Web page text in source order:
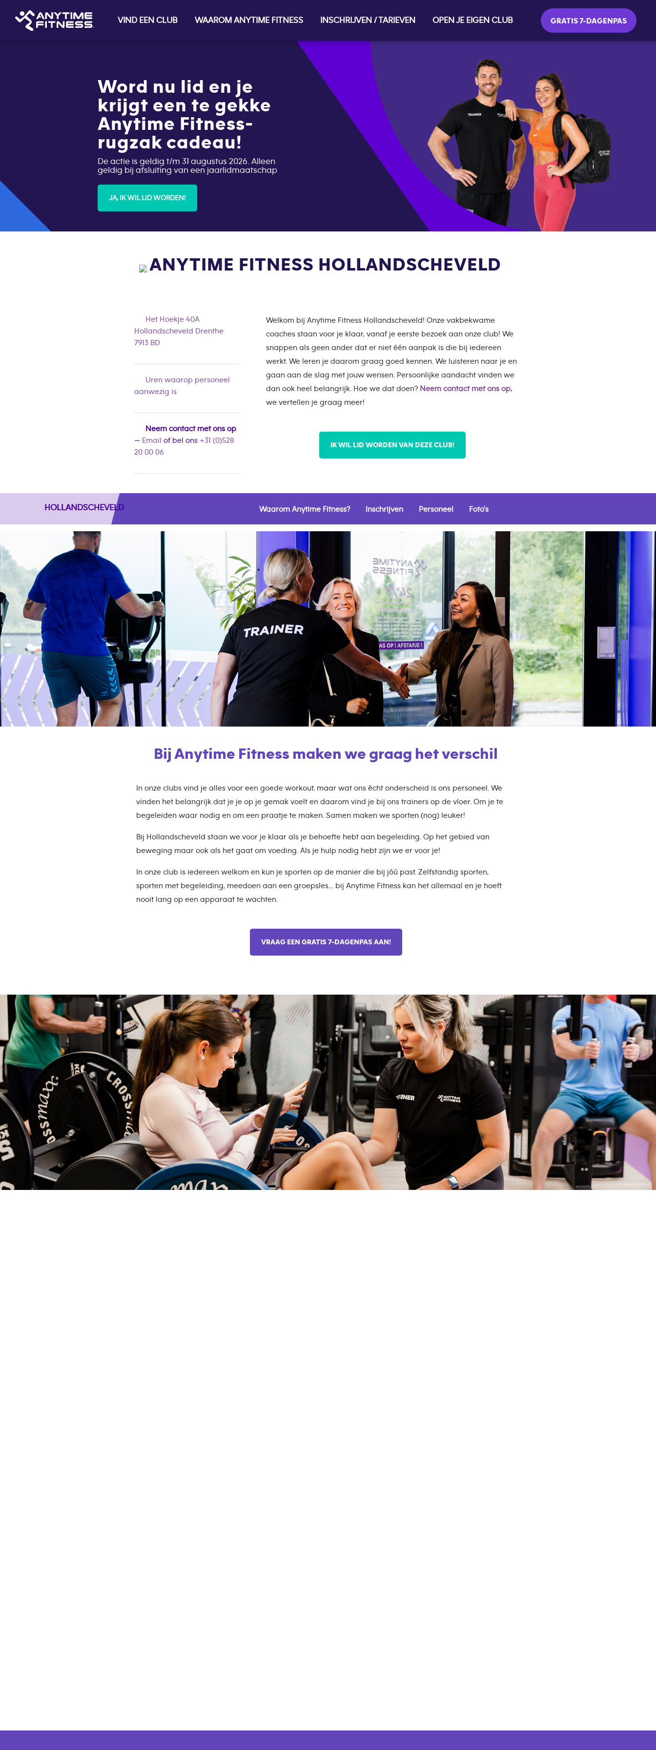
VIND EEN CLUB WAAROM ANYTIME FITNESS INSCHRIJVEN / TARIEVEN OPEN JE EIGEN CLUB GRATIS 7-DAGENPAS
Word nu lid en je
krijgt een te gekke
Anytime Fitness-
rugzak cadeau!
De actie is geldig t/m 31 augustus 2026. Alleen
geldig bij afsluiting van een jaarlidmaatschap
JA, IK WIL LID WORDEN!
ANYTIME FITNESS HOLLANDSCHEVELD
Het Hoekje 40A
Hollandscheveld Drenthe
7913 BD
Uren waarop personeel
aanwezig is
Neem contact met ons op
— Email of bel ons +31 (0)528
20 00 06
Welkom bij Anytime Fitness Hollandscheveld! Onze vakbekwame
coaches staan voor je klaar, vanaf je eerste bezoek aan onze club! We
snappen als geen ander dat er niet één aanpak is die bij iedereen
werkt. We leren je daarom graag goed kennen. We luisteren naar je en
gaan aan de slag met jouw wensen. Persoonlijke aandacht vinden we
dan ook heel belangrijk. Hoe we dat doen? Neem contact met ons op,
we vertellen je graag meer!
IK WIL LID WORDEN VAN DEZE CLUB!
HOLLANDSCHEVELD Waarom Anytime Fitness? Inschrijven Personeel Foto's
Bij Anytime Fitness maken we graag het verschil
In onze clubs vind je alles voor een goede workout, maar wat ons ècht onderscheid is ons personeel. We
vinden het belangrijk dat je je op je gemak voelt en daarom vind je bij ons trainers op de vloer. Om je te
begeleiden waar nodig en om een praatje te maken. Samen maken we sporten (nog) leuker!
Bij Hollandscheveld staan we voor je klaar als je behoefte hebt aan begeleiding. Op het gebied van
beweging maar ook als het gaat om voeding. Als je hulp nodig hebt zijn we er voor je!
In onze club is iedereen welkom en kun je sporten op de manier die bij jóú past. Zelfstandig sporten,
sporten met begeleiding, meedoen aan een groepsles… bij Anytime Fitness kan het allemaal en je hoeft
nooit lang op een apparaat te wachten.
VRAAG EEN GRATIS 7-DAGENPAS AAN!